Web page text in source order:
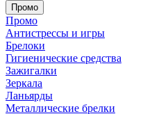
Промо
Промо
Антистрессы и игры
Брелоки
Гигиенические средства
Зажигалки
Зеркала
Ланьярды
Металлические брелки